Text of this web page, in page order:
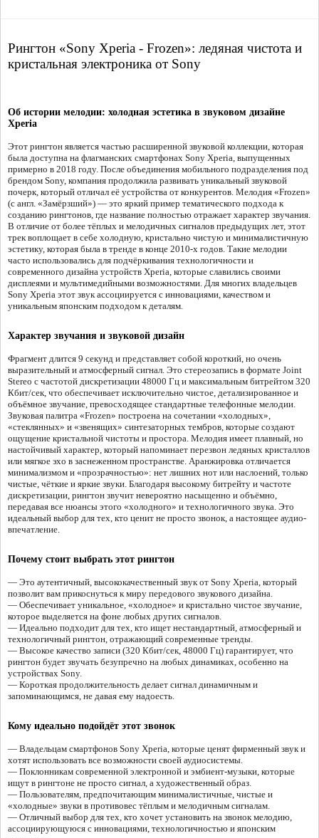
Рингтон «Sony Xperia - Frozen»: ледяная чистота и
кристальная электроника от Sony
Об истории мелодии: холодная эстетика в звуковом дизайне
Xperia
Этот рингтон является частью расширенной звуковой коллекции, которая
была доступна на флагманских смартфонах Sony Xperia, выпущенных
примерно в 2018 году. После объединения мобильного подразделения под
брендом Sony, компания продолжила развивать уникальный звуковой
почерк, который отличал её устройства от конкурентов. Мелодия «Frozen»
(с англ. «Замёрзший») — это яркий пример тематического подхода к
созданию рингтонов, где название полностью отражает характер звучания.
В отличие от более тёплых и мелодичных сигналов предыдущих лет, этот
трек воплощает в себе холодную, кристально чистую и минималистичную
эстетику, которая была в тренде в конце 2010-х годов. Такие мелодии
часто использовались для подчёркивания технологичности и
современного дизайна устройств Xperia, которые славились своими
дисплеями и мультимедийными возможностями. Для многих владельцев
Sony Xperia этот звук ассоциируется с инновациями, качеством и
уникальным японским подходом к деталям.
Характер звучания и звуковой дизайн
Фрагмент длится 9 секунд и представляет собой короткий, но очень
выразительный и атмосферный сигнал. Это стереозапись в формате Joint
Stereo с частотой дискретизации 48000 Гц и максимальным битрейтом 320
Кбит/сек, что обеспечивает исключительно чистое, детализированное и
объёмное звучание, превосходящее стандартные телефонные мелодии.
Звуковая палитра «Frozen» построена на сочетании «холодных»,
«стеклянных» и «звенящих» синтезаторных тембров, которые создают
ощущение кристальной чистоты и простора. Мелодия имеет плавный, но
настойчивый характер, который напоминает перезвон ледяных кристаллов
или мягкое эхо в заснеженном пространстве. Аранжировка отличается
минимализмом и «прозрачностью»: нет лишних нот или наслоений, только
чистые, чёткие и яркие звуки. Благодаря высокому битрейту и частоте
дискретизации, рингтон звучит невероятно насыщенно и объёмно,
передавая все нюансы этого «холодного» и технологичного звука. Это
идеальный выбор для тех, кто ценит не просто звонок, а настоящее аудио-
впечатление.
Почему стоит выбрать этот рингтон
— Это аутентичный, высококачественный звук от Sony Xperia, который
позволит вам прикоснуться к миру передового звукового дизайна.
— Обеспечивает уникальное, «холодное» и кристально чистое звучание,
которое выделяется на фоне любых других сигналов.
— Идеально подходит для тех, кто ищет нестандартный, атмосферный и
технологичный рингтон, отражающий современные тренды.
— Высокое качество записи (320 Кбит/сек, 48000 Гц) гарантирует, что
рингтон будет звучать безупречно на любых динамиках, особенно на
устройствах Sony.
— Короткая продолжительность делает сигнал динамичным и
запоминающимся, не давая ему надоесть.
Кому идеально подойдёт этот звонок
— Владельцам смартфонов Sony Xperia, которые ценят фирменный звук и
хотят использовать все возможности своей аудиосистемы.
— Поклонникам современной электронной и эмбиент-музыки, которые
ищут в рингтоне не просто сигнал, а художественный образ.
— Пользователям, предпочитающим минималистичные, чистые и
«холодные» звуки в противовес тёплым и мелодичным сигналам.
— Отличный выбор для тех, кто хочет установить на звонок мелодию,
ассоциирующуюся с инновациями, технологичностью и японским